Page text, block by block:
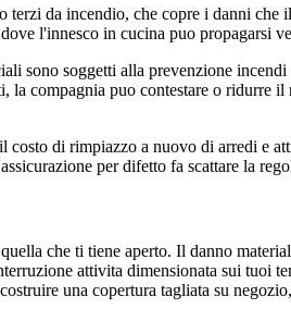
da incendio, che copre i danni
l'innesco in cucina puo propagarsi
sono soggetti alla prevenzione
compagnia puo contestare o ridurre
di rimpiazzo a nuovo di arredi e
per difetto fa scattare la
che ti tiene aperto. Il danno
attivita dimensionata sui tuoi
una copertura tagliata su